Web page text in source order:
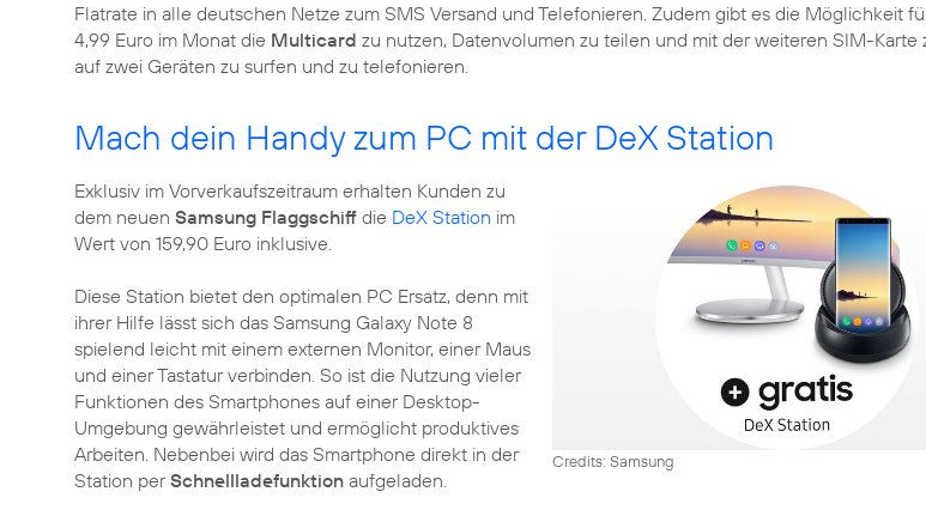
Flatrate in alle deutschen Netze zum SMS Versand und Telefonieren. Zudem gibt es die Möglichkeit
4,99 Euro im Monat die Multicard zu nutzen, Datenvolumen zu teilen und mit der weiteren SIM-Karte
auf zwei Geräten zu surfen und zu telefonieren.
Mach dein Handy zum PC mit der DeX Station
Credits: Samsung
Exklusiv im Vorverkaufszeitraum erhalten Kunden zu
dem neuen Samsung Flaggschiff die DeX Station im
Wert von 159,90 Euro inklusive.
Diese Station bietet den optimalen PC Ersatz, denn mit
ihrer Hilfe lässt sich das Samsung Galaxy Note 8
spielend leicht mit einem externen Monitor, einer Maus
und einer Tastatur verbinden. So ist die Nutzung vieler
Funktionen des Smartphones auf einer Desktop-
Umgebung gewährleistet und ermöglicht produktives
Arbeiten. Nebenbei wird das Smartphone direkt in der
Station perSchnellladefunktion aufgeladen.